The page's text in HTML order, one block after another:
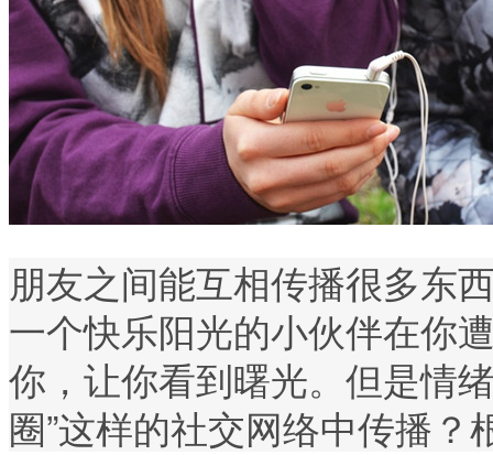
朋友之间能互相传播很多东
一个快乐阳光的小伙伴在你
你，让你看到曙光。但是情
圈”这样的社交网络中传播